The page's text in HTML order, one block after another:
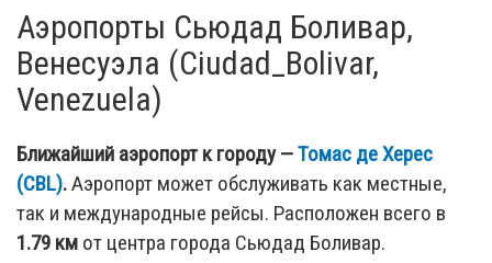
Аэропорты Сьюдад Боливар,
Венесуэла (Ciudad_Bolivar,
Venezuela)
Ближайший аэропорт к городу —Томас де Херес
(CBL).Аэропорт может обслуживать как местные,
так и международные рейсы. Расположен всего в
1.79 км от центра города Сьюдад Боливар.